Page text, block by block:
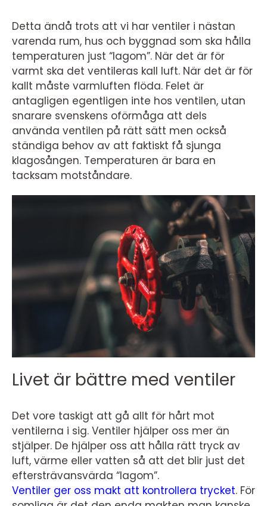
Detta ändå trots att vi har ventiler i nästan
varenda rum, hus och byggnad som ska hålla
temperaturen just “lagom”. När det är för
varmt ska det ventileras kall luft. När det är för
kallt måste varmluften flöda. Felet är
antagligen egentligen inte hos ventilen, utan
snarare svenskens oförmåga att dels
använda ventilen på rätt sätt men också
ständiga behov av att faktiskt få sjunga
klagosången. Temperaturen är bara en
tacksam motståndare.
Livet är bättre med ventiler
Det vore taskigt att gå allt för hårt mot
ventilerna i sig. Ventiler hjälper oss mer än
stjälper. De hjälper oss att hålla rätt tryck av
luft, värme eller vatten så att det blir just det
eftersträvansvärda “lagom”.
Ventiler ger oss makt att kontrollera trycket. För